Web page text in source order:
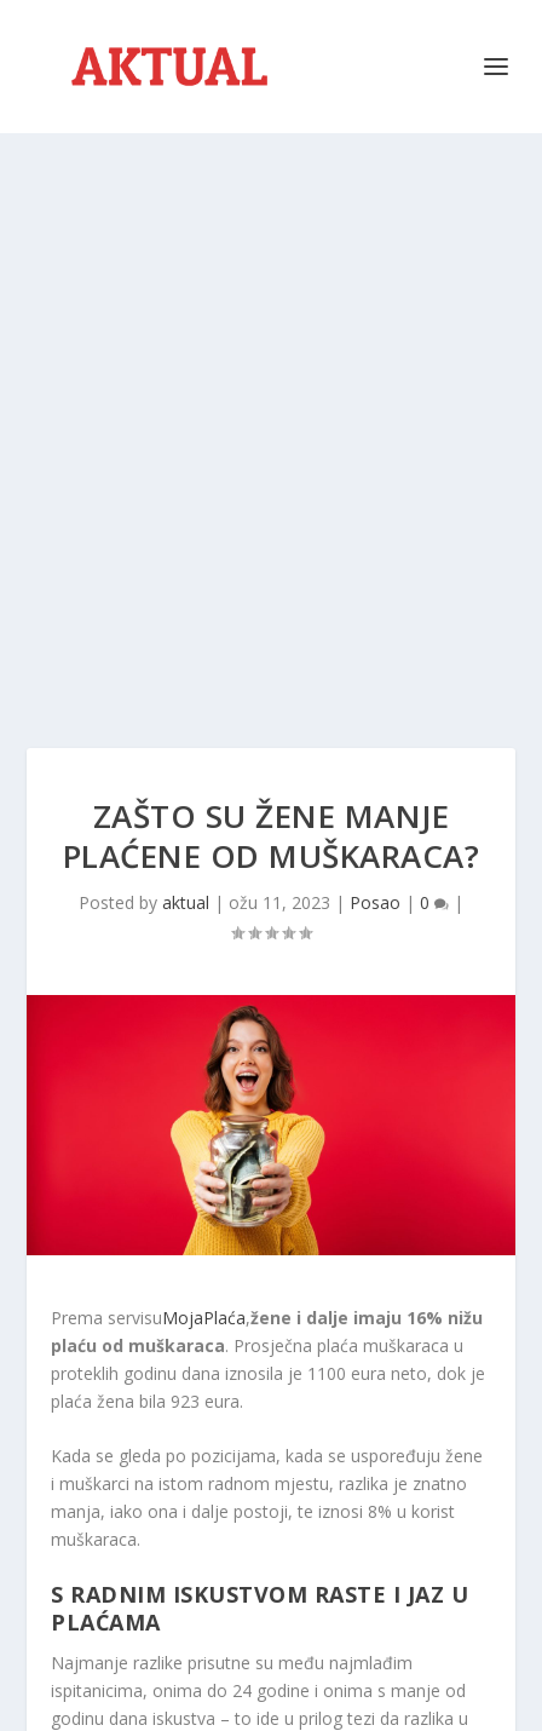
ZAŠTO SU ŽENE MANJE
PLAĆENE OD MUŠKARACA?
Posted by aktual | ožu 11, 2023 | Posao | 0 |
Prema servisuMojaPlaća,žene i dalje imaju 16% nižu
plaću od muškaraca. Prosječna plaća muškaraca u
proteklih godinu dana iznosila je 1100 eura neto, dok je
plaća žena bila 923 eura.
Kada se gleda po pozicijama, kada se uspoređuju žene
i muškarci na istom radnom mjestu, razlika je znatno
manja, iako ona i dalje postoji, te iznosi 8% u korist
muškaraca.
S RADNIM ISKUSTVOM RASTE I JAZ U
PLAĆAMA
Najmanje razlike prisutne su među najmlađim
ispitanicima, onima do 24 godine i onima s manje od
godinu dana iskustva – to ide u prilog tezi da razlika u